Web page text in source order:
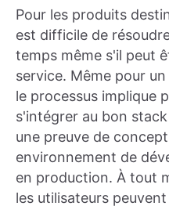
Pour les produits
est difficile de
temps même s'il peut
service. Même pour
le processus implique
s'intégrer au bon
une preuve de
environnement de
en production. À tout
les utilisateurs